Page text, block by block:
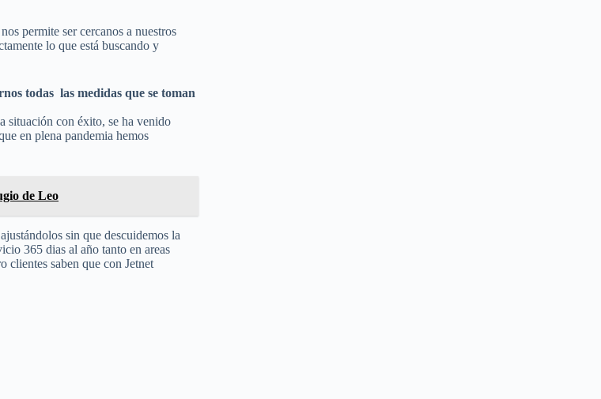
permite ser cercanos a nuestros
lo que está buscando y
todas las medidas que se toman
situación con éxito, se ha venido
en plena pandemia hemos
de Leo
sin que descuidemos la
365 dias al año tanto en areas
clientes saben que con Jetnet